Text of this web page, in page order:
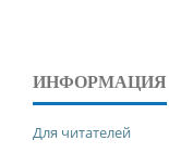
ИНФОРМАЦИЯ
Для читателей